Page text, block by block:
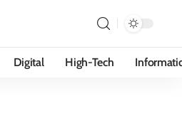
Digital High-Tech